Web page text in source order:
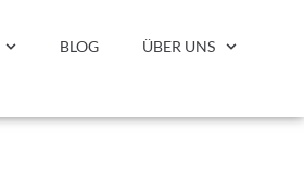
BLOG ÜBER UNS